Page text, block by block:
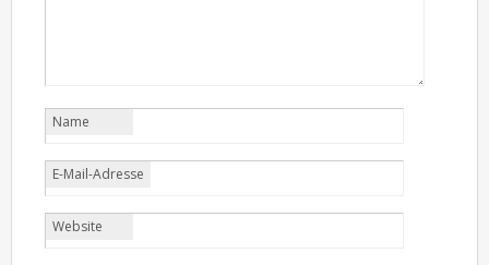
Name
E-Mail-Adresse
Website